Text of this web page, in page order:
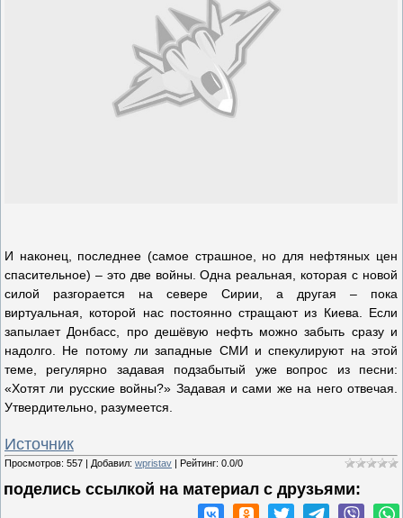
И наконец, последнее (самое страшное, но для нефтяных цен
спасительное) – это две войны. Одна реальная, которая с новой
силой разгорается на севере Сирии, а другая – пока
виртуальная, которой нас постоянно стращают из Киева. Если
запылает Донбасс, про дешёвую нефть можно забыть сразу и
надолго. Не потому ли западные СМИ и спекулируют на этой
теме, регулярно задавая подзабытый уже вопрос из песни:
«Хотят ли русские войны?» Задавая и сами же на него отвечая.
Утвердительно, разумеется.
Источник
Просмотров: 557 | Добавил: wpristav | Рейтинг: 0.0/0
поделись ссылкой на материал c друзьями: